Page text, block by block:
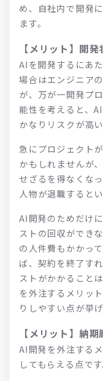
め、自社内で開発
ます。
【メリット】開
AIを開発するにあ
場合はエンジニア
が、万が一開発プ
能性を考えると、
かなりリスクが高い
急にプロジェクト
かもしれませんが
せざるを得なくな
人物が退職すると
AI開発のためだけ
ストの回収ができ
の人件費もかかっ
ば、契約を終了す
ストがかかること
を外注するメリッ
りしやすい点が挙げ
【メリット】納
AI開発を外注する
してもらえる点です